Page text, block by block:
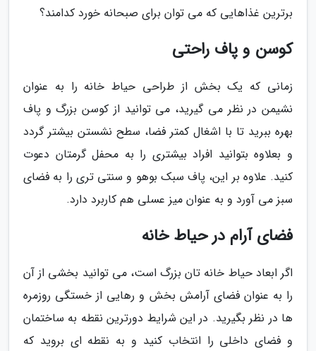
برترین غذاهایی که می توان برای صبحانه خورد کدامند؟
کوسن و پاف راحتی
زمانی که یک بخش از طراحی حیاط خانه را به عنوان
نشیمن در نظر می گیرید، می توانید از کوسن بزرگ و پاف
بهره ببرید تا با اشغال کمتر فضا، سطح نشستن بیشتر گردد
و بعلاوه بتوانید افراد بیشتری را به محفل گرمتان دعوت
کنید. علاوه بر این، پاف سبک بوهو و سنتی تری را به فضای
سبز می آورد و به عنوان میز عسلی هم کاربرد دارد.
فضای آرام در حیاط خانه
اگر ابعاد حیاط خانه تان بزرگ است، می توانید بخشی از آن
را به عنوان فضای آرامش بخش و رهایی از خستگی روزمره
ها در نظر بگیرید. در این شرایط دورترین نقطه به ساختمان
و فضای داخلی را انتخاب کنید و به نقطه ای بروید که